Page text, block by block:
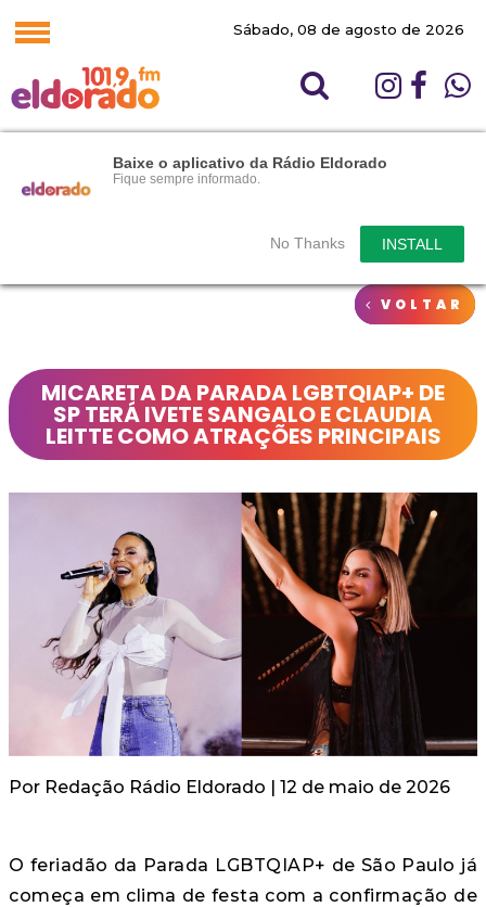
Baixe o aplicativo da Rádio Eldorado
Fique sempre informado.
No Thanks INSTALL
Sábado, 08 de agosto de 2026
MICARETA DA PARADA LGBTQIAP+ DE
SP TERÁ IVETE SANGALO E CLAUDIA
LEITTE COMO ATRAÇÕES PRINCIPAIS
VOLTAR
Por Redação Rádio Eldorado | 12 de maio de 2026
O feriadão da Parada LGBTQIAP+ de São Paulo já
começa em clima de festa com a confirmação de